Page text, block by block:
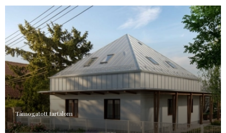
Támogatott tartalom